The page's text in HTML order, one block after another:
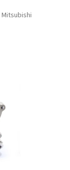
Mitsubishi